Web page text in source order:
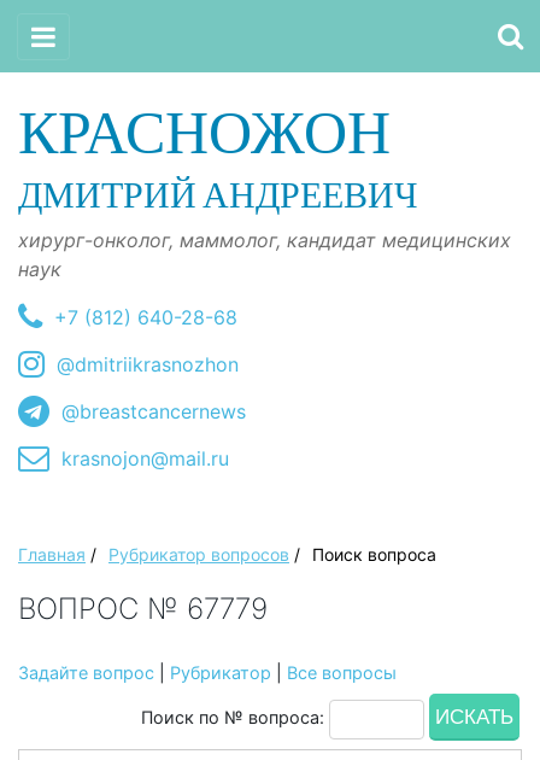
КРАСНОЖОН
ДМИТРИЙ АНДРЕЕВИЧ
хирург-онколог, маммолог, кандидат медицинских
наук
+7 (812) 640-28-68
@dmitriikrasnozhon
@breastcancernews
krasnojon@mail.ru
Главная / Рубрикатор вопросов / Поиск вопроса
ВОПРОС № 67779
Задайте вопрос Рубрикатор Все вопросы
Поиск по № вопроса: